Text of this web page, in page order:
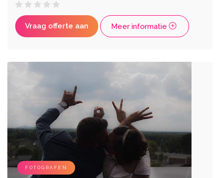
Vraag offerte aan Meer informatie
FOTOGRAFEN